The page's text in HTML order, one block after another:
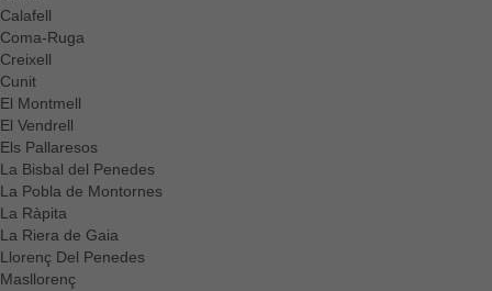
Calafell
Coma-Ruga
Creixell
Cunit
El Montmell
El Vendrell
Els Pallaresos
La Bisbal del Penedes
La Pobla de Montornes
La Ràpita
La Riera de Gaia
Llorenç Del Penedes
Masllorenç